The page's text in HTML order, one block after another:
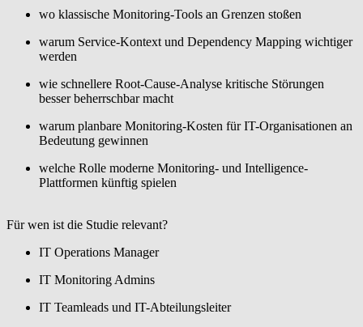
wo klassische Monitoring-Tools an Grenzen stoßen
warum Service-Kontext und Dependency Mapping wichtiger
werden
wie schnellere Root-Cause-Analyse kritische Störungen
besser beherrschbar macht
warum planbare Monitoring-Kosten für IT-Organisationen an
Bedeutung gewinnen
welche Rolle moderne Monitoring- und Intelligence-
Plattformen künftig spielen
Für wen ist die Studie relevant?
IT Operations Manager
IT Monitoring Admins
IT Teamleads und IT-Abteilungsleiter